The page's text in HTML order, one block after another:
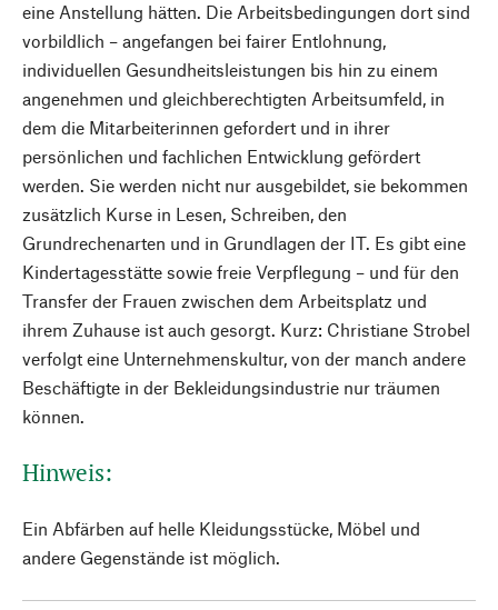
eine Anstellung hätten. Die Arbeitsbedingungen dort sind
vorbildlich – angefangen bei ­fairer Entlohnung,
individuellen Gesundheitsleistungen bis hin zu einem
angenehmen und gleichberechtigten Arbeitsumfeld, in
dem die Mitarbeiterinnen gefordert und in ihrer
persönlichen und fachlichen Entwicklung gefördert
werden. Sie werden nicht nur ausgebildet, sie bekommen
zusätzlich Kurse in Lesen, Schreiben, den
Grundrechenarten und in Grundlagen der IT. Es gibt eine
Kindertagesstätte sowie freie Verpflegung – und für den
Transfer der Frauen zwischen dem Arbeitsplatz und
ihrem Zuhause ist auch gesorgt. Kurz: Christiane Strobel
verfolgt eine Unternehmenskultur, von der manch andere
Beschäftigte in der Bekleidungsindustrie nur träumen
können.
Hinweis:
Ein Abfärben auf helle Kleidungsstücke, Möbel und
andere Gegenstände ist möglich.